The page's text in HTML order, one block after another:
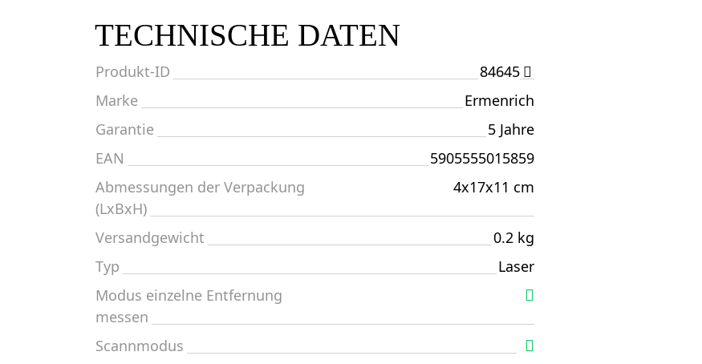
TECHNISCHE DATEN
Produkt-ID
84645
Marke
Ermenrich
Garantie
5 Jahre
EAN
5905555015859
Abmessungen der Verpackung
(LxBxH)
4x17x11 cm
Versandgewicht
0.2 kg
Typ
Laser
Modus einzelne Entfernung
messen
Scannmodus